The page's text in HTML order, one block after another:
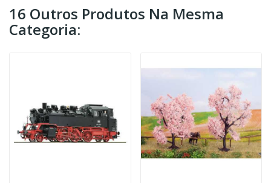
16 Outros Produtos Na Mesma
Categoria: